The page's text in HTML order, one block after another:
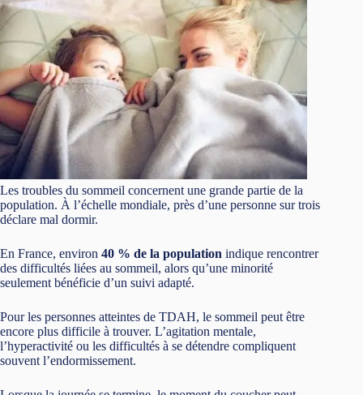
Les troubles du sommeil concernent une grande partie de la
population. À l’échelle mondiale, près d’une personne sur trois
déclare mal dormir.
En France, environ 40 % de la population indique rencontrer
des difficultés liées au sommeil, alors qu’une minorité
seulement bénéficie d’un suivi adapté.
Pour les personnes atteintes de TDAH, le sommeil peut être
encore plus difficile à trouver. L’agitation mentale,
l’hyperactivité ou les difficultés à se détendre compliquent
souvent l’endormissement.